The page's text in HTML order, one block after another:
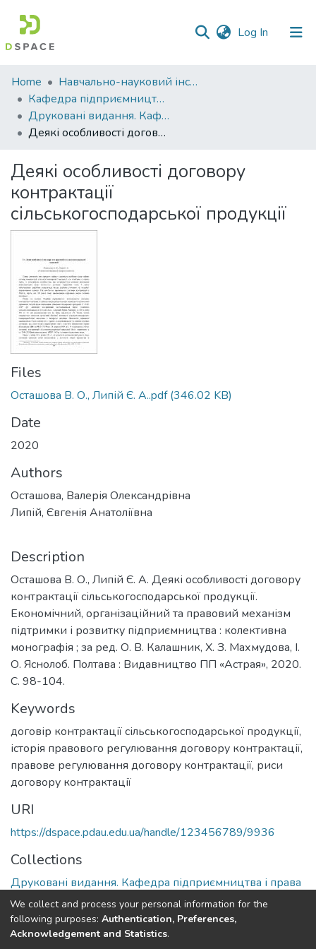
Log In (current)
Communities
&
Collections
All of DSpace
Statistics
Home
Навчально-науковий інститут економіки, управління, права та інформаційних технологій
Кафедра підприємництва і права
Друковані видання. Кафедра підприємництва і права
Деякі особливості договору контрактації сільськогосподарської продукції
Деякі особливості договору
контрактації
сільськогосподарської продукції
Files
Осташова В. О., Липій Є. А..pdf(346.02 KB)
Date
2020
Authors
Осташова, Валерія Олександрівна
Липій, Євгенія Анатоліївна
Description
Осташова В. О., Липій Є. А. Деякі особливості договору
контрактації сільськогосподарської продукції.
Економічний, організаційний та правовий механізм
підтримки і розвитку підприємництва : колективна
монографія ; за ред. О. В. Калашник, Х. З. Махмудова, І.
О. Яснолоб. Полтава : Видавництво ПП «Астрая», 2020.
С. 98-104.
Keywords
договір контрактації сільськогосподарської продукції,
історія правового регулювання договору контрактації,
правове регулювання договору контрактації, риси
договору контрактації
URI
https://dspace.pdau.edu.ua/handle/123456789/9936
Collections
Друковані видання. Кафедра підприємництва і права
Full item page
We collect and process your personal information for the
following purposes: Authentication, Preferences,
Acknowledgement and Statistics.